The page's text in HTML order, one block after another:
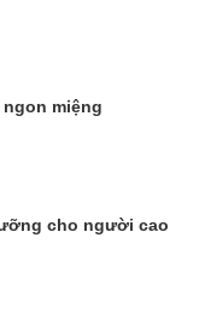
miệng
cho người cao